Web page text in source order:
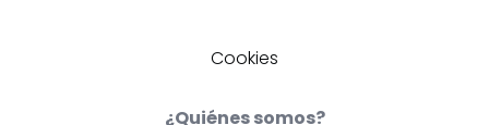
Cookies
¿Quiénes somos?